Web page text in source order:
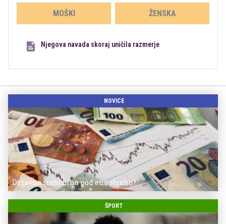
MOŠKI ŽENSKA
Njegova navada skoraj uničila razmerje
NOVICE
Državna srebrnina pod eno streho?
ŠPORT